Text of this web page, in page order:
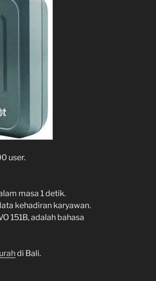
user.
masa 1 detik.
kehadiran karyawan.
151B, adalah bahasa
di Bali.